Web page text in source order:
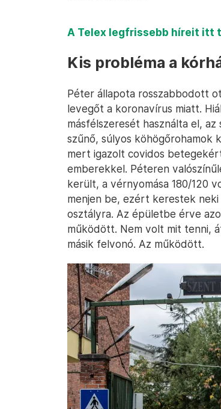
A Telex legfrissebb híreit itt
Kis probléma a
Péter állapota rosszabbodott
levegőt a koronavírus miatt.
másfélszeresét használta el,
szűnő, súlyos köhögőrohamok
mert igazolt covidos
emberekkel. Péteren
került, a vérnyomása 180/120
menjen be, ezért kerestek
osztályra. Az épületbe érve
működött. Nem volt mit tenni,
másik felvonó. Az működött.